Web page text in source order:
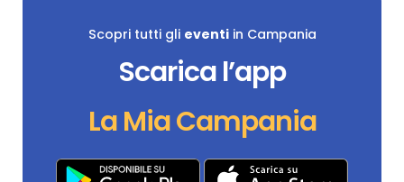
Scopri tutti gli eventiin Campania
Scarica l’app
La Mia Campania